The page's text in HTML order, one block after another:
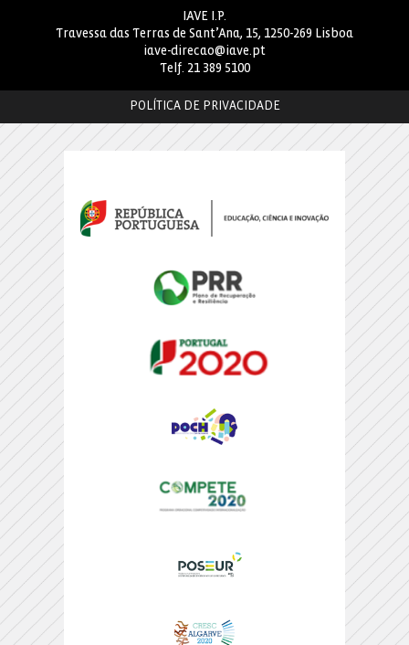
IAVE I.P.
Travessa das Terras de Sant’Ana, 15, 1250-269 Lisboa
iave-direcao@iave.pt
Telf. 21 389 5100
POLÍTICA DE PRIVACIDADE